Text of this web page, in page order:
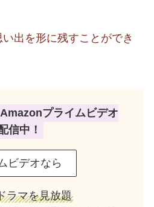
出を形に残すことができ
プライムビデオ
信中！
ビデオなら
ラマを見放題